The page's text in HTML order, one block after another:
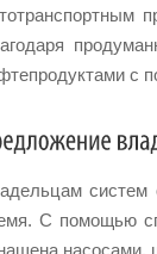
с
систем
С помощью
насосами,